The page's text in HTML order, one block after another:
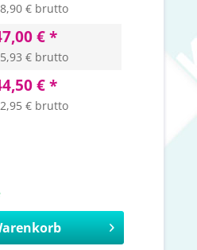
€ brutto
€ *
€ brutto
€ *
€ brutto